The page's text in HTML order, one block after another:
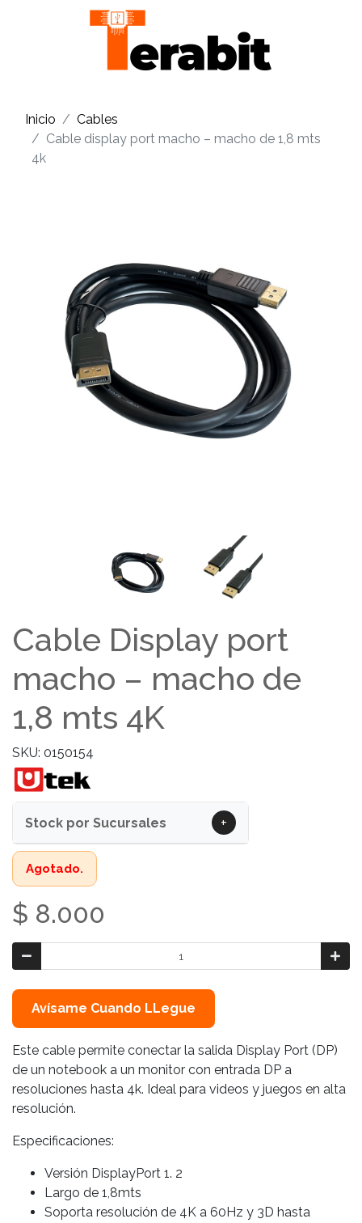
Inicio
Cables
Cable display port macho – macho de 1,8 mts
4k
Cable Display port
macho – macho de
1,8 mts 4K
SKU: 0150154
Stock por Sucursales +
Agotado.
$ 8.000
Avísame Cuando LLegue
Este cable permite conectar la salida Display Port (DP)
de un notebook a un monitor con entrada DP a
resoluciones hasta 4k. Ideal para videos y juegos en alta
resolución.
Especificaciones:
Versión DisplayPort 1. 2
Largo de 1,8mts
Soporta resolución de 4K a 60Hz y 3D hasta